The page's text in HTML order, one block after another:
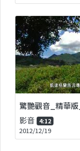
驚艷觀音_精華
影音 4:12
2012/12/19